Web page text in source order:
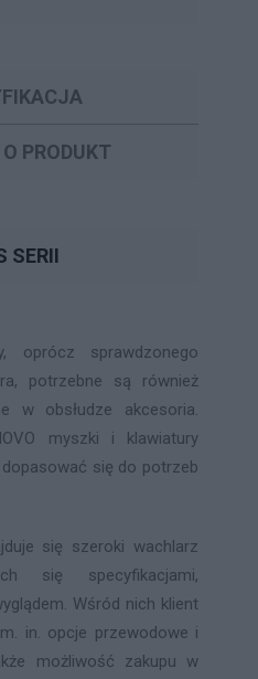
PRODUKT
SERII
oprócz sprawdzonego
potrzebne są również
w obsłudze akcesoria.
myszki i klawiatury
się do potrzeb
się szeroki wachlarz
się specyfikacjami,
Wśród nich klient
in. opcje przewodowe i
możliwość zakupu w